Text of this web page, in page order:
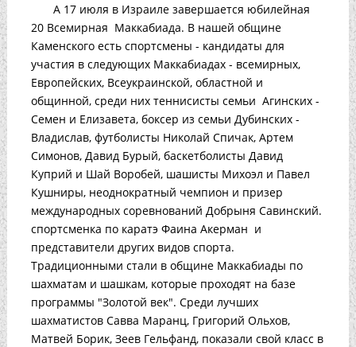
А 17 июля в Израиле завершается юбилейная
20 Всемирная Маккабиада. В нашей общине
Каменского есть спортсмены - кандидаты для
участия в следующих Маккабиадах - всемирных,
Европейских, Всеукраинской, областной и
общинной, среди них теннисисты семьи Агинских -
Семен и Елизавета, боксер из семьи Дубинских -
Владислав, футболисты Николай Спичак, Артем
Симонов, Давид Бурый, баскетболисты Давид
Куприй и Шай Воробей, шашисты Михоэл и Павел
Кушниры, неоднократный чемпион и призер
международных соревнований Добрыня Савинский.
спортсменка по каратэ Фаина Акерман и
представители других видов спорта.
Традиционными стали в общине Маккабиады по
шахматам и шашкам, которые проходят на базе
программы "Золотой век". Среди лучших
шахматистов Савва Маранц, Григорий Ольхов,
Матвей Борик, Зеев Гельфанд, показали свой класс в